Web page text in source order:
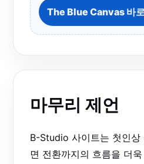
The Blue Canvas 바
마무리 제언
B-Studio 사이트는 첫인상
면 전환까지의 흐름을 더